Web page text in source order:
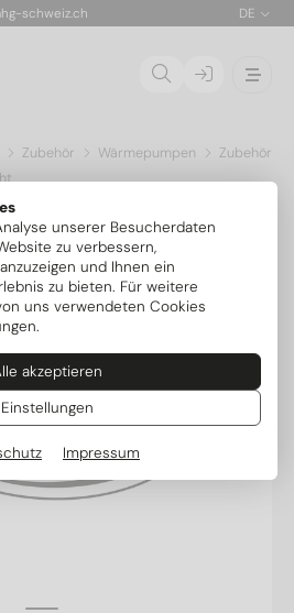
unserer Besucherdaten
zu verbessern,
und Ihnen ein
zu bieten. Für weitere
uns verwendeten Cookies
akzeptieren
Einstellungen
Impressum
schweiz.ch DE
Zubehör Wärmepumpen
Zubehör